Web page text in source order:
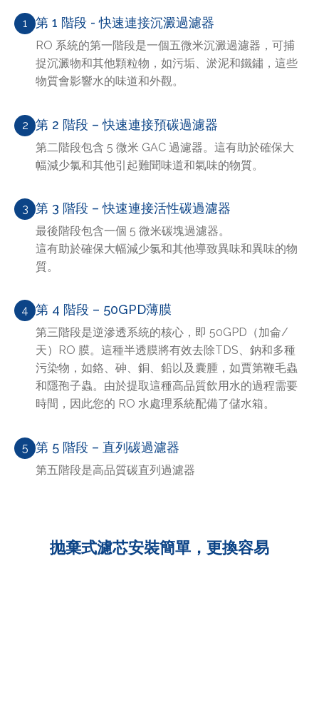
1 第 1 階段 - 快速連接沉澱過濾器
RO 系統的第一階段是一個五微米沉澱過濾器，可捕
捉沉澱物和其他顆粒物，如污垢、淤泥和鐵鏽，這些
物質會影響水的味道和外觀。
2 第 2 階段 – 快速連接預碳過濾器
第二階段包含 5 微米 GAC 過濾器。這有助於確保大
幅減少氯和其他引起難聞味道和氣味的物質。
3 第 3 階段 – 快速連接活性碳過濾器
最後階段包含一個 5 微米碳塊過濾器。
這有助於確保大幅減少氯和其他導致異味和異味的物
質。
4 第 4 階段 – 50GPD薄膜
第三階段是逆滲透系統的核心，即 50GPD（加侖/
天）RO 膜。這種半透膜將有效去除TDS、鈉和多種
污染物，如鉻、砷、銅、鉛以及囊腫，如賈第鞭毛蟲
和隱孢子蟲。由於提取這種高品質飲用水的過程需要
時間，因此您的 RO 水處理系統配備了儲水箱。
5 第 5 階段 – 直列碳過濾器
第五階段是高品質碳直列過濾器
抛棄式濾芯安裝簡單，更換容易